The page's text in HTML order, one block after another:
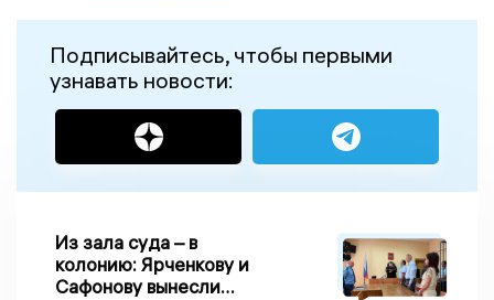
Подписывайтесь, чтобы первыми
узнавать новости:
Из зала суда – в
колонию: Ярченкову и
Сафонову вынесли